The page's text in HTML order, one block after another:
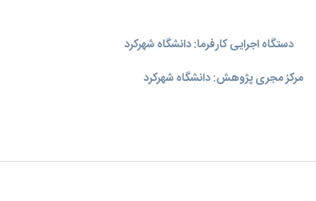
دستگاه اجرایی کارفرما: دانشگاه شهرکرد
مرکز مجری پژوهش: دانشگاه شهركرد